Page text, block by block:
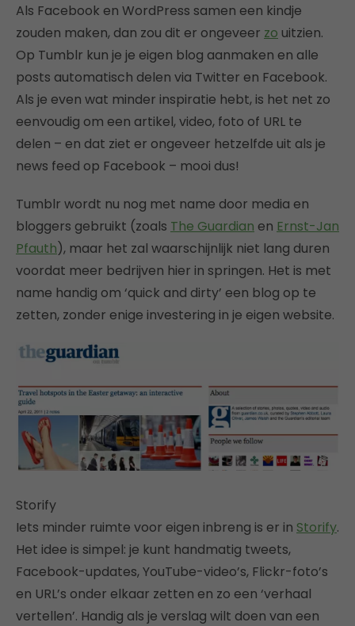
Als Facebook en WordPress samen een kindje
zouden maken, dan zou dit er ongeveer zo uitzien.
Op Tumblr kun je je eigen blog aanmaken en alle
posts automatisch delen via Twitter en Facebook.
Als je even wat minder inspiratie hebt, is het net zo
eenvoudig om een artikel, video, foto of URL te
delen – en dat ziet er ongeveer hetzelfde uit als je
news feed op Facebook – mooi dus!
Tumblr wordt nu nog met name door media en
bloggers gebruikt (zoals The Guardian en Ernst-Jan
Pfauth), maar het zal waarschijnlijk niet lang duren
voordat meer bedrijven hier in springen. Het is met
name handig om ‘quick and dirty’ een blog op te
zetten, zonder enige investering in je eigen website.
Storify
Iets minder ruimte voor eigen inbreng is er in Storify.
Het idee is simpel: je kunt handmatig tweets,
Facebook-updates, YouTube-video’s, Flickr-foto’s
en URL’s onder elkaar zetten en zo een ‘verhaal
vertellen’. Handig als je verslag wilt doen van een